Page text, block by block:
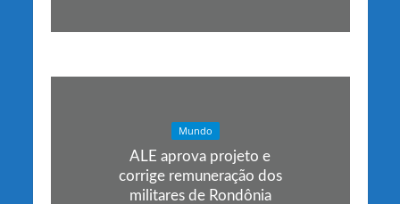
Mundo
ALE aprova projeto e
corrige remuneração dos
militares de Rondônia